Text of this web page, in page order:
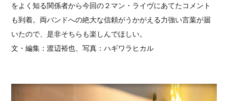
をよく知る関係者から今回の２マン・ライヴにあてたコメント
も到着。両バンドへの絶大な信頼がうかがえる力強い言葉が届
いたので、是非そちらも楽しんでほしい。
文・編集：渡辺裕也、写真：ハギワラヒカル